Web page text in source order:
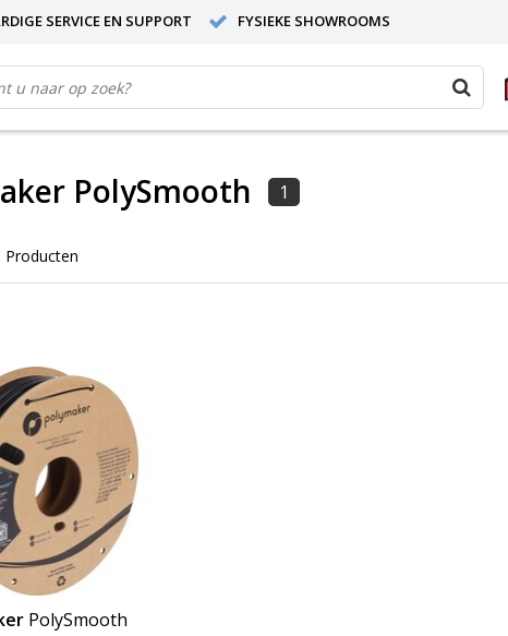
SERVICE EN SUPPORT FYSIEKE SHOWROOMS
PolySmooth 1
Producten
PolySmooth